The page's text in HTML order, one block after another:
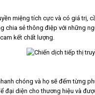
miệng tích cực và có giá trị,
chia sẻ thông điệp với những
kết chất lượng.
chóng và họ sẽ đếm từng
đại diện cho thương hiệu và